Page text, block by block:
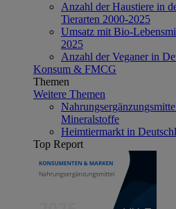
Anzahl der Haustiere in
Tierarten 2000-2025
Umsatz mit Bio-
2025
Anzahl der Veganer in
Konsum & FMCG
Themen
Weitere Themen
Mineralstoffe
Heimtiermarkt in
Top Report